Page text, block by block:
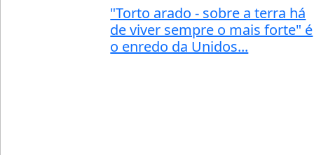
"Torto arado - sobre a terra há
de viver sempre o mais forte" é
o enredo da Unidos...